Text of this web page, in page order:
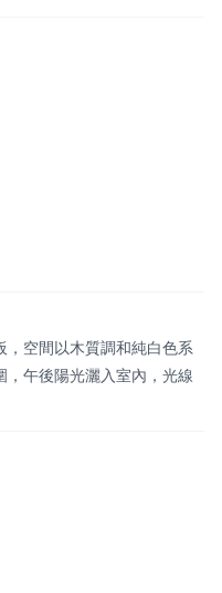
，空間以木質調和純白色系
，午後陽光灑入室內，光線